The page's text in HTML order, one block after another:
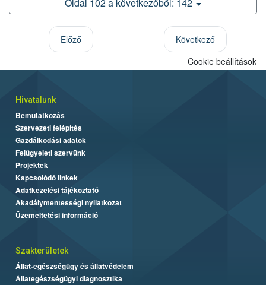
Oldal 102 a következőből: 142
Előző Következő
Cookie beállítások
Hivatalunk
Bemutatkozás
Szervezeti felépítés
Gazdálkodási adatok
Felügyeleti szervünk
Projektek
Kapcsolódó linkek
Adatkezelési tájékoztató
Akadálymentességi nyilatkozat
Üzemeltetési információ
Szakterületek
Állat-egészségügy és állatvédelem
Állategészségügyi diagnosztika